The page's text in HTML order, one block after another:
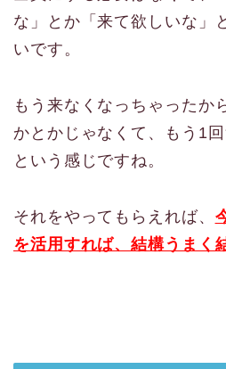
な」とか「来て欲しいな」
いです。
もう来なくなっちゃったか
かとかじゃなくて、もう1
という感じですね。
それをやってもらえれば、
を活用すれば、結構うまく